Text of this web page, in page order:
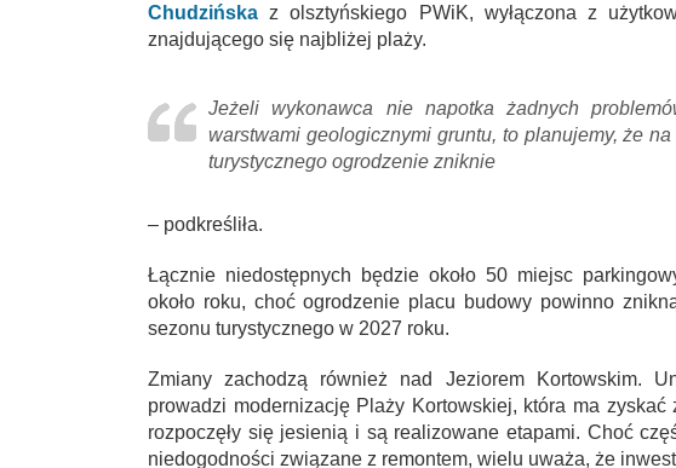
Chudzińska z olsztyńskiego PWiK, wyłączona z
znajdującego się najbliżej plaży.
Jeżeli wykonawca nie napotka żadnych
warstwami geologicznymi gruntu, to planujemy, że
turystycznego ogrodzenie zniknie
– podkreśliła.
Łącznie niedostępnych będzie około 50 miejsc
około roku, choć ogrodzenie placu budowy powinno
sezonu turystycznego w 2027 roku.
Zmiany zachodzą również nad Jeziorem Kortowskim.
prowadzi modernizację Plaży Kortowskiej, która ma zyskać
rozpoczęły się jesienią i są realizowane etapami. Choć
niedogodności związane z remontem, wielu uważa, że